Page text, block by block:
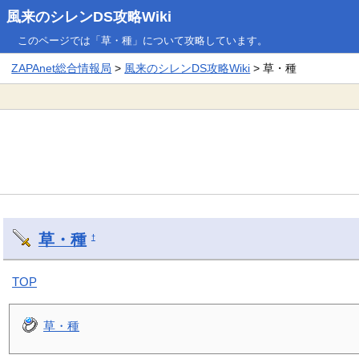
風来のシレンDS攻略Wiki
このページでは「草・種」について攻略しています。
ZAPAnet総合情報局 > 風来のシレンDS攻略Wiki > 草・種
草・種 †
TOP
草・種